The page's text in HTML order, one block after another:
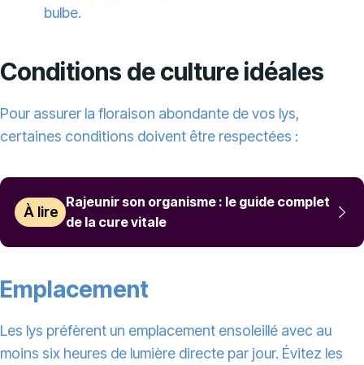
bulbe.
Conditions de culture idéales
Pour assurer la floraison abondante de vos lys,
certaines conditions doivent être respectées :
À lire
Rajeunir son organisme : le guide complet
de la cure vitale
Emplacement
Les lys préfèrent un emplacement ensoleillé avec au
moins six heures de lumière directe par jour. Évitez les